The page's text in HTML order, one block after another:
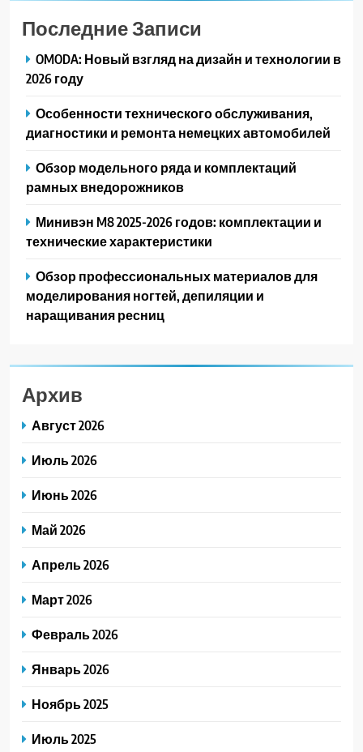
Последние Записи
OMODA: Новый взгляд на дизайн и технологии в
2026 году
Особенности технического обслуживания,
диагностики и ремонта немецких автомобилей
Обзор модельного ряда и комплектаций
рамных внедорожников
Минивэн M8 2025-2026 годов: комплектации и
технические характеристики
Обзор профессиональных материалов для
моделирования ногтей, депиляции и
наращивания ресниц
Архив
Август 2026
Июль 2026
Июнь 2026
Май 2026
Апрель 2026
Март 2026
Февраль 2026
Январь 2026
Ноябрь 2025
Июль 2025